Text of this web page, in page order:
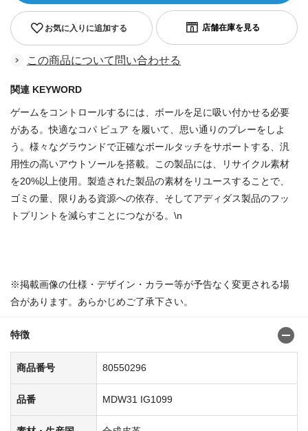
お気に入りに追加する
この商品について問い合わせる
関連 KEYWORD
ゲームをコントロールするには、ボールを足に吸い付かせる必要
がある。快適なコパ ピュア を履いて、思い通りのプレーをしよ
う。様々なグラウンドで正確なボールタッチをサポートする、汎
用性の高いアウトソールを搭載。この製品には、リサイクル素材
を20%以上使用。製造された製品の素材をリユースすることで、
ゴミの量、限りある資源への依存、そしてアディダス製品のフッ
トプリントを減らすことにつながる。\n
※掲載画像の仕様・デザイン・カラー等が予告なく変更される場
合があります。あらかじめご了承下さい。
特徴
商品番号 80550296
品番 MDW31 IG1099